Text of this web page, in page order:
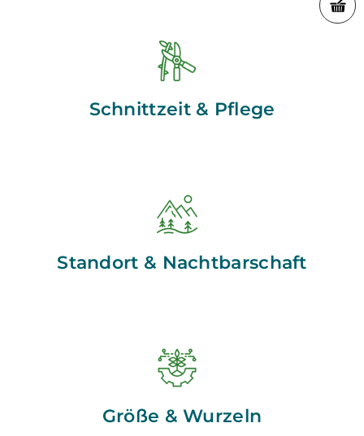
Schnittzeit & Pflege
Standort & Nachtbarschaft
Größe & Wurzeln